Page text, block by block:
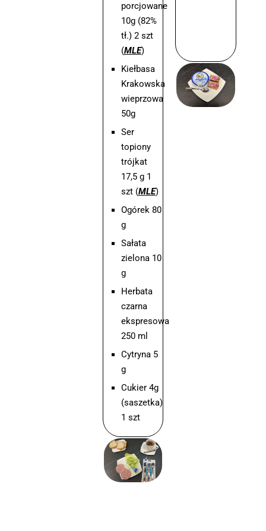
porcjowane
10g (82%
tł.) 2 szt
(MLE)
Kiełbasa
Krakowska
wieprzowa
50g
Ser
topiony
trójkat
17,5 g 1
szt (MLE)
Ogórek 80
g
Sałata
zielona 10
g
Herbata
czarna
ekspresowa
250 ml
Cytryna 5
g
Cukier 4g
(saszetka)
1 szt